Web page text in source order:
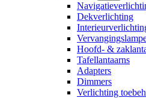
Dekverlichting
Hoofd- &
Tafellantaarns
Adapters
Dimmers
Verlichting